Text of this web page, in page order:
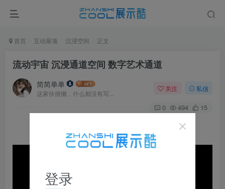
首页 互动展项 沉浸空间 正文
流动宇宙 沉浸通道空间 数字艺术通道
简简单单
这家伙很懒，什么都没有写...
关注 私信
0 494 15
登录